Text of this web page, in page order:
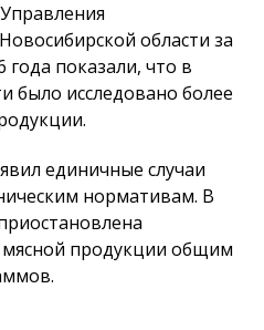
области за
года показали, что в
было исследовано более
единичные случаи
нормативам. В
мясной продукции общим